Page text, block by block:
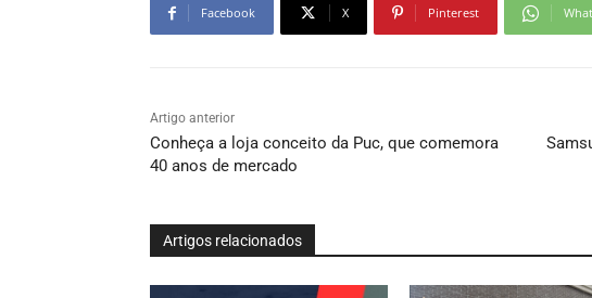
Facebook X Pinterest
Artigo anterior
Conheça a loja conceito da Puc, que comemora
40 anos de mercado
Artigos relacionados